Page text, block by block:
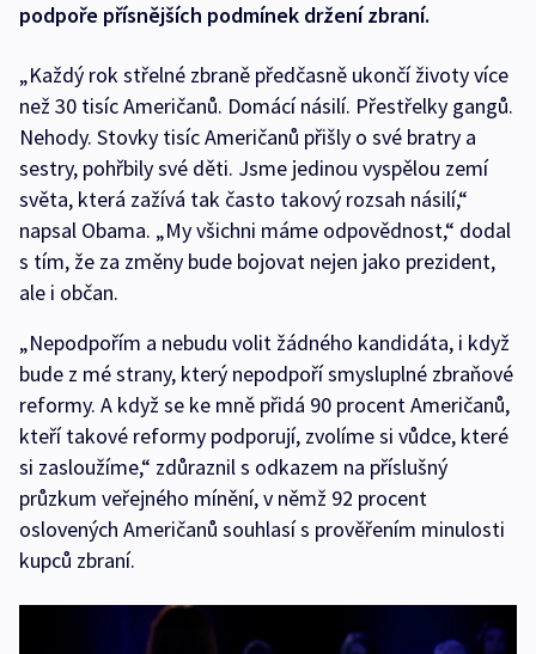
podpoře přísnějších podmínek držení zbraní.
„Každý rok střelné zbraně předčasně ukončí životy více
než 30 tisíc Američanů. Domácí násilí. Přestřelky gangů.
Nehody. Stovky tisíc Američanů přišly o své bratry a
sestry, pohřbily své děti. Jsme jedinou vyspělou zemí
světa, která zažívá tak často takový rozsah násilí,“
napsal Obama. „My všichni máme odpovědnost,“ dodal
s tím, že za změny bude bojovat nejen jako prezident,
ale i občan.
„Nepodpořím a nebudu volit žádného kandidáta, i když
bude z mé strany, který nepodpoří smysluplné zbraňové
reformy. A když se ke mně přidá 90 procent Američanů,
kteří takové reformy podporují, zvolíme si vůdce, které
si zasloužíme,“ zdůraznil s odkazem na příslušný
průzkum veřejného mínění, v němž 92 procent
oslovených Američanů souhlasí s prověřením minulosti
kupců zbraní.